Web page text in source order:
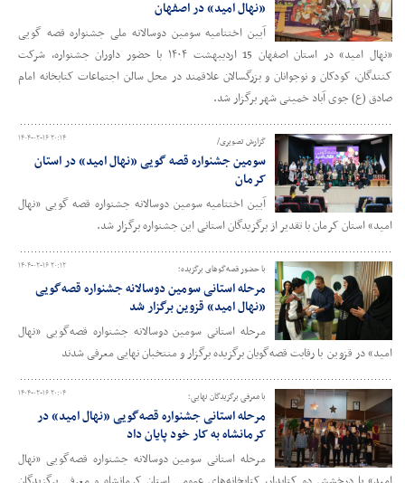
«نهال امید» در اصفهان
آیین اختتامیه سومین دوسالانه ملی جشنواره قصه گویی
«نهال امید» در استان اصفهان 15 اردیبهشت ۱۴۰۴ با حضور داوران جشنواره، شرکت
کنندگان، کودکان و نوجوانان و بزرگسالان علاقمند در محل سالن اجتماعات کتابخانه امام
صادق (ع) جوی آباد خمینی شهر برگزار شد.
۱۴۰۴-۰۲-۱۶ ۲۰:۱۴ گزارش تصویری/
سومین جشنواره قصه گویی «نهال امید» در استان
کرمان
آیین اختتامیه سومین دوسالانه جشنواره قصه گویی «نهال
امید» استان کرمان با تقدیر از برگزیدگان استانی این جشنواره برگزار شد.
۱۴۰۴-۰۲-۱۶ ۲۰:۱۲ با حضور قصه‌گوهای برگزیده؛
مرحله استانی سومین دوسالانه جشنواره قصه‌گویی
«نهال امید» قزوین برگزار شد
مرحله استانی سومین دوسالانه جشنواره قصه‌گویی «نهال
امید» در قزوین با رقابت قصه‌گویان برگزیده برگزار و منتخبان نهایی معرفی شدند
۱۴۰۴-۰۲-۱۶ ۲۰:۰۴ با معرفی برگزیدگان نهایی؛
مرحله استانی جشنواره قصه‌گویی «نهال امید» در
کرمانشاه به کار خود پایان داد
مرحله استانی سومین دوسالانه جشنواره قصه‌گویی «نهال